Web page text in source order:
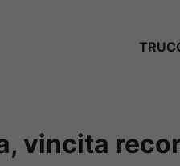
vincita